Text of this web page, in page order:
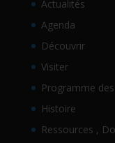
Actualités
Agenda
Découvrir
Visiter
Programme
Histoire
Ressources ,